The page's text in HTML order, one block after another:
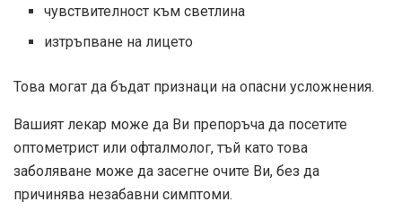
чувствителност към светлина
изтръпване на лицето
Това могат да бъдат признаци на опасни усложнения.
Вашият лекар може да Ви препоръча да посетите
оптометрист или офталмолог, тъй като това
заболяване може да засегне очите Ви, без да
причинява незабавни симптоми.